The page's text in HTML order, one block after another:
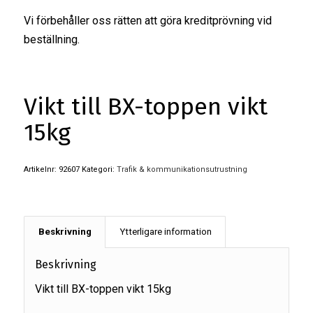
Vi förbehåller oss rätten att göra kreditprövning vid
beställning.
Vikt till BX-toppen vikt
15kg
Artikelnr: 92607 Kategori: Trafik & kommunikationsutrustning
Beskrivning Ytterligare information
Beskrivning
Vikt till BX-toppen vikt 15kg